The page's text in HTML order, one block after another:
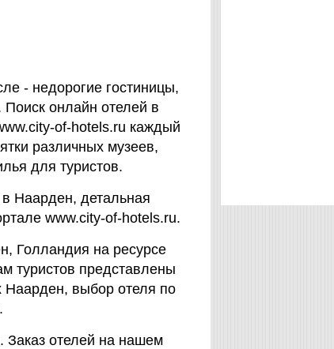
- недорогие гостиницы,
онлайн отелей в
of-hotels.ru каждый
различных музеев,
для туристов.
Наарден, детальная
www.city-of-hotels.ru.
Голландия на ресурсе
туристов представлены
Наарден, выбор отеля по
Заказ отелей на нашем